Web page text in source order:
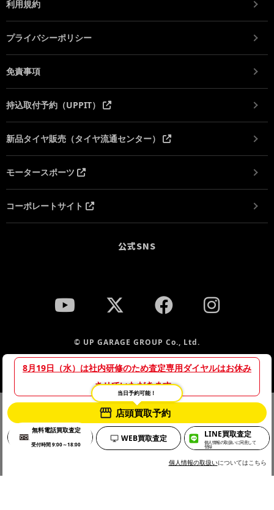
8月19日（水）は社内研修のため査定専用ダイヤルはお休み
させていただきます。
当日予約可能！
店頭買取予約
無料電話買取査定
受付時間 9:00～18:00
WEB買取査定 LINE買取査定
個人情報の取扱いに同意して
登録
個人情報の取扱いについてはこちら
利用規約
プライバシーポリシー
免責事項
持込取付予約（UPPIT）
新品タイヤ販売（タイヤ流通センター）
モータースポーツ
コーポレートサイト
公式SNS
© UP GARAGE GROUP Co., Ltd.
当サイトでは、サイトの利便性向上や利用状況の分析のために
Cookieを使用しています。詳細は「プライバシーポリシー」をご
確認のうえ、Cookieの使用にご同意ください。